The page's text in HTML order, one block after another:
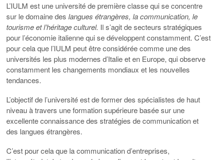
L’IULM est une université de première classe qui se concentre
sur le domaine des langues étrangères, la communication, le
tourisme et l’héritage culturel. Il s’agit de secteurs stratégiques
pour l’économie italienne qui se développent constamment. C’est
pour cela que l’IULM peut être considérée comme une des
universités les plus modernes d’Italie et en Europe, qui observe
constamment les changements mondiaux et les nouvelles
tendances.
L’objectif de l’université est de former des spécialistes de haut
niveau à travers une formation supérieure basée sur une
excellente connaissance des stratégies de communication et
des langues étrangères.
C’est pour cela que la communication d’entreprises,